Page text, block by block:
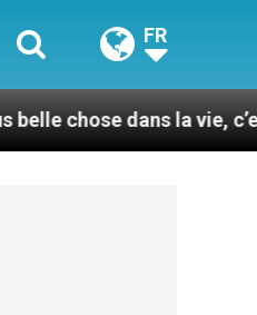
FR
la vie, c’est d’être pris